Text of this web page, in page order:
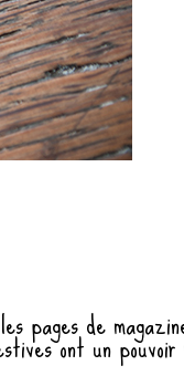
pages de
ont un